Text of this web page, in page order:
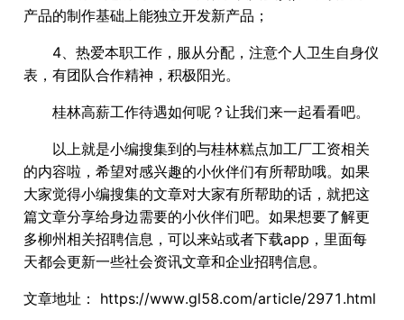
产品的制作基础上能独立开发新产品；
4、热爱本职工作，服从分配，注意个人卫生自身仪
表，有团队合作精神，积极阳光。
桂林高薪工作待遇如何呢？让我们来一起看看吧。
以上就是小编搜集到的与桂林糕点加工厂工资相关
的内容啦，希望对感兴趣的小伙伴们有所帮助哦。如果
大家觉得小编搜集的文章对大家有所帮助的话，就把这
篇文章分享给身边需要的小伙伴们吧。如果想要了解更
多柳州相关招聘信息，可以来站或者下载app，里面每
天都会更新一些社会资讯文章和企业招聘信息。
文章地址： https://www.gl58.com/article/2971.html